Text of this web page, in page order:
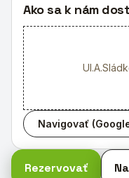
Ako sa k nám
Navigovať
Rezervovať